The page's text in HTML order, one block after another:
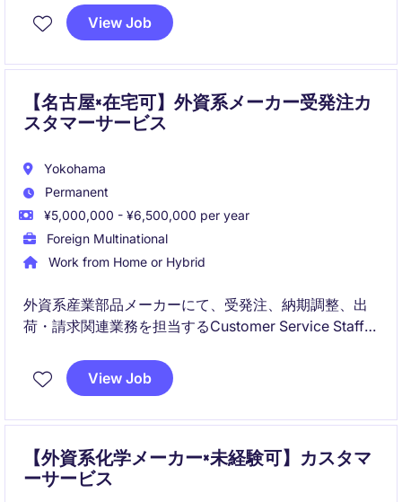
SAPを活用したオーダーマネジメント、部門横断のプ
ロジェクト推進、Quote-to-Cashプロセス改善を通じ
View Job
【名古屋×在宅可】外資系メーカー受発注カ
スタマーサービス
Yokohama
Permanent
¥5,000,000 - ¥6,500,000 per year
Foreign Multinational
Work from Home or Hybrid
外資系産業部品メーカーにて、受発注、納期調整、出
荷・請求関連業務を担当するCustomer Service Staffポ
SAP経験者は歓迎ですが、今回は急募のため、ERPを
使用した受発注経験や営業事務・カスタマーサービス
View Job
【外資系化学メーカー×未経験可】カスタマ
ーサービス